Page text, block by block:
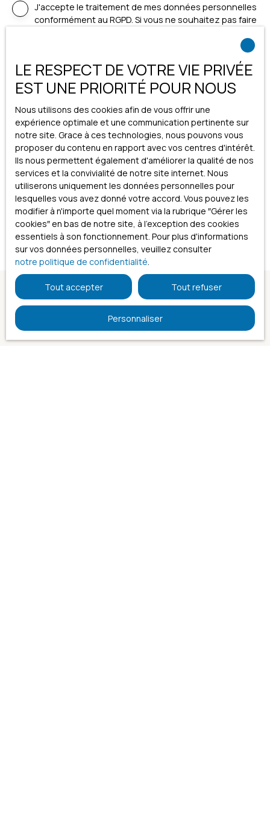
J'accepte le traitement de mes données personnelles
conformément au RGPD. Si vous ne souhaitez pas faire
téléphonique, vous pouvez vous inscrire gratuitement
prévu par l'article L223-1 du code de la consommation,
sur le site Internet www.bloctel.gouv.fr ou par courrier
adressé à :
Société Worldline, Service Bloctel, CS 61311, 41013 BLOIS
CEDEX.
Pour en savoir plus sur le traitement de vos données
personnelles, veuillez consulter notrepolitique de
confidentialité.
Recevoir des annonces
LE RESPECT DE VOTRE VIE PRIVÉE
EST UNE PRIORITÉ POUR NOUS
Nous utilisons des cookies afin de vous offrir une
expérience optimale et une communication pertinente sur
notre site. Grace à ces technologies, nous pouvons vous
proposer du contenu en rapport avec vos centres d'intérêt.
Ils nous permettent également d'améliorer la qualité de nos
services et la convivialité de notre site internet. Nous
utiliserons uniquement les données personnelles pour
lesquelles vous avez donné votre accord. Vous pouvez les
modifier à n'importe quel moment via la rubrique ″Gérer les
cookies″ en bas de notre site, à l'exception des cookies
essentiels à son fonctionnement. Pour plus d'informations
sur vos données personnelles, veuillez consulter
notre politique de confidentialité.
Tout accepter Tout refuser
Personnaliser